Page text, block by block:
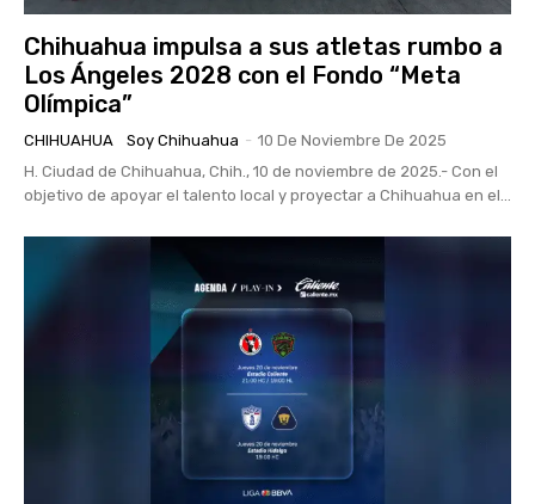
Chihuahua impulsa a sus atletas rumbo a
Los Ángeles 2028 con el Fondo “Meta
Olímpica”
CHIHUAHUA Soy Chihuahua - 10 De Noviembre De 2025
H. Ciudad de Chihuahua, Chih., 10 de noviembre de 2025.- Con el
objetivo de apoyar el talento local y proyectar a Chihuahua en el...